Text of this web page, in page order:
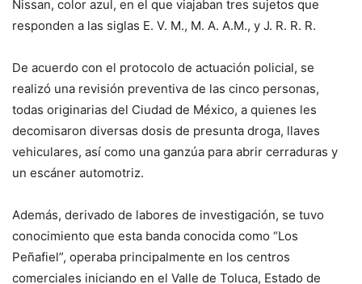
Nissan, color azul, en el que viajaban tres sujetos que
responden a las siglas E. V. M., M. A. A.M., y J. R. R. R.
De acuerdo con el protocolo de actuación policial, se
realizó una revisión preventiva de las cinco personas,
todas originarias del Ciudad de México, a quienes les
decomisaron diversas dosis de presunta droga, llaves
vehiculares, así como una ganzúa para abrir cerraduras y
un escáner automotriz.
Además, derivado de labores de investigación, se tuvo
conocimiento que esta banda conocida como “Los
Peñafiel”, operaba principalmente en los centros
comerciales iniciando en el Valle de Toluca, Estado de